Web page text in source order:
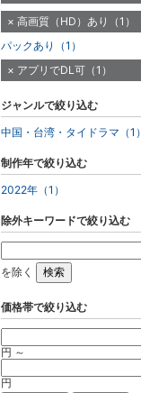
高画質（HD）あり（1）
パックあり（1）
アプリでDL可（1）
ジャンルで絞り込む
中国・台湾・タイドラマ（1）
制作年で絞り込む
2022年（1）
除外キーワードで絞り込む
を除く
価格帯で絞り込む
円 ～
円